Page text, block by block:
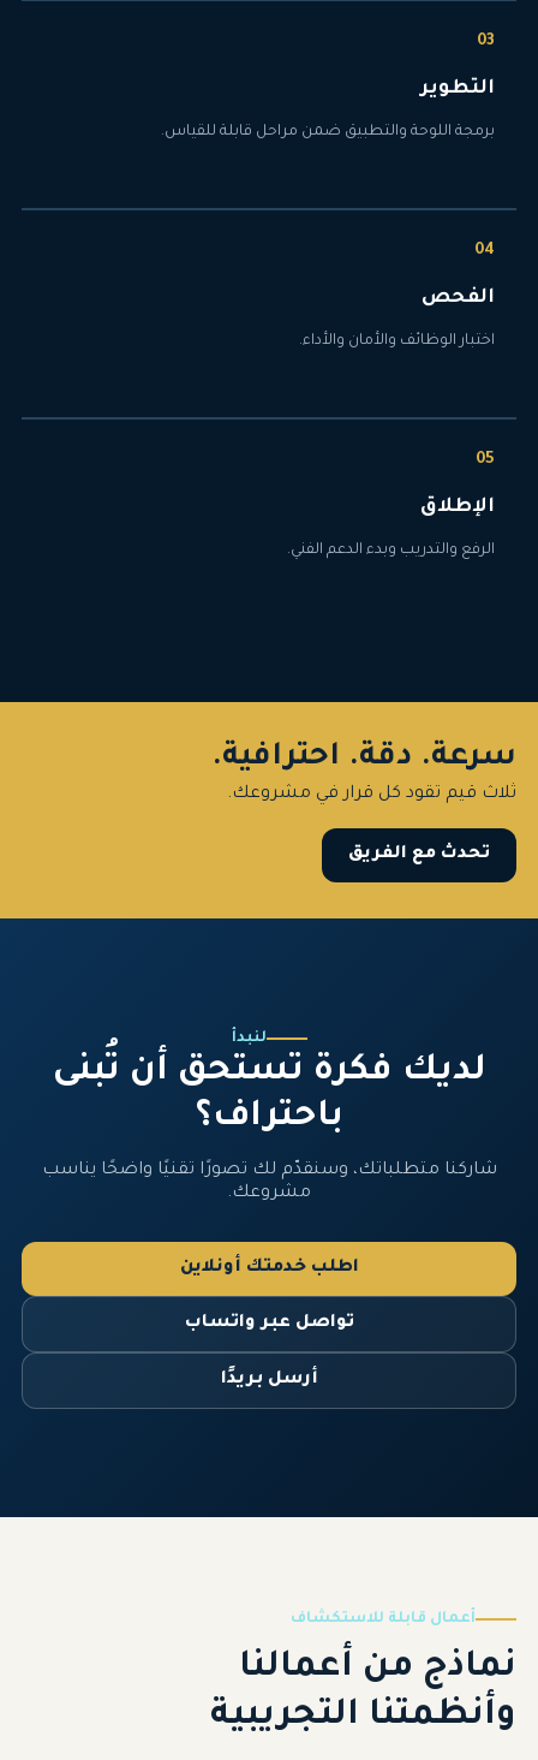
التطوير
برمجة اللوحة والتطبيق ضمن مراحل قابلة للقياس.
الفحص
اختبار الوظائف والأمان والأداء.
الإطلاق
الرفع والتدريب وبدء الدعم الفني.
سرعة. دقة. احترافية.
ثلاث قيم تقود كل قرار في مشروعك.
تحدث مع الفريق
لنبدأ
لديك فكرة تستحق أن تُبنى
باحتراف؟
شاركنا متطلباتك، وسنقدّم لك تصورًا تقنيًا واضحًا يناسب
مشروعك.
اطلب خدمتك أونلاين
تواصل عبر واتساب
أرسل بريدًا
أعمال قابلة للاستكشاف
نماذج من أعمالنا
وأنظمتنا التجريبية